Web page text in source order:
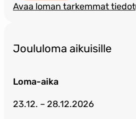
Avaa loman tarkemmat tiedot
Joululoma aikuisille
Loma-aika
23.12. – 28.12.2026